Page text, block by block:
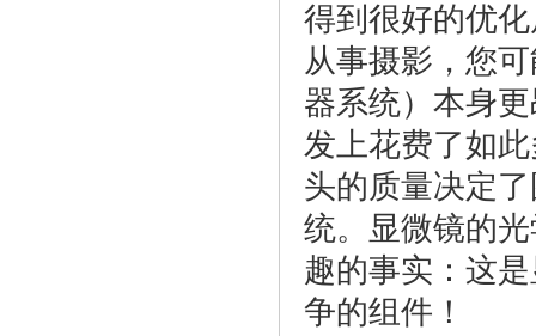
得到很好的优
从事摄影，您
器系统）本身
发上花费了如
头的质量决定
统。显微镜的
趣的事实：这
争的组件！